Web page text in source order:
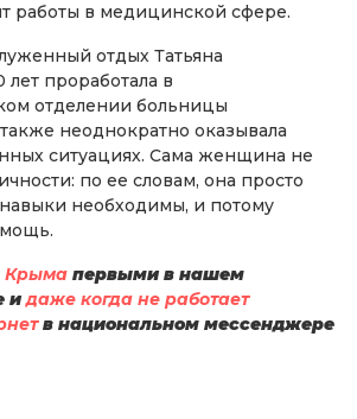
работы в медицинской сфере.
отдых Татьяна
проработала в
отделении больницы
неоднократно оказывала
ситуациях. Сама женщина не
по ее словам, она просто
необходимы, и потому
Крыма первыми в нашем
идаже когда не работает
в национальном мессенджере